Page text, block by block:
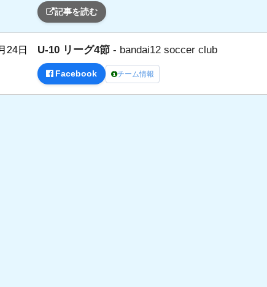
記事を読む
24日 U-10 リーグ4節 - bandai12 soccer club
Facebook チーム情報